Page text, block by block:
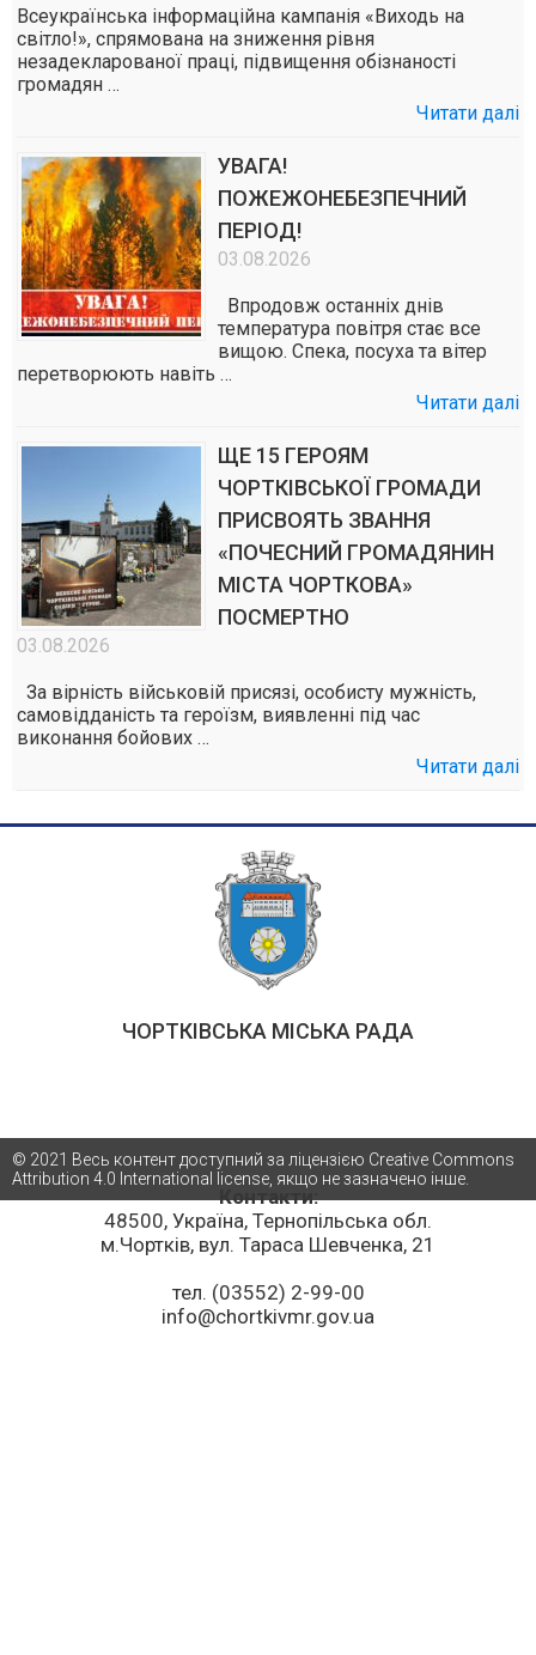
Всеукраїнська інформаційна кампанія «Виходь на
світло!», спрямована на зниження рівня
незадекларованої праці, підвищення обізнаності
громадян …
Читати далі
УВАГА!
ПОЖЕЖОНЕБЕЗПЕЧНИЙ
ПЕРІОД!
03.08.2026
Впродовж останніх днів
температура повітря стає все
вищою. Спека, посуха та вітер
перетворюють навіть …
Читати далі
ЩЕ 15 ГЕРОЯМ
ЧОРТКІВСЬКОЇ ГРОМАДИ
ПРИСВОЯТЬ ЗВАННЯ
«ПОЧЕСНИЙ ГРОМАДЯНИН
МІСТА ЧОРТКОВА»
ПОСМЕРТНО
03.08.2026
За вірність військовій присязі, особисту мужність,
самовідданість та героїзм, виявленні під час
виконання бойових …
Читати далі
ЧОРТКІВСЬКА МІСЬКА РАДА
Контакти:
48500, Україна, Тернопільська обл.
м.Чортків, вул. Тараса Шевченка, 21
тел. (03552) 2-99-00
info@chortkivmr.gov.ua
© 2021 Весь контент доступний за ліцензією Creative Commons
Attribution 4.0 International license, якщо не зазначено інше.